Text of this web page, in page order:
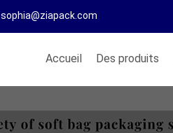
sophia@ziapack.com
Accueil Des produits